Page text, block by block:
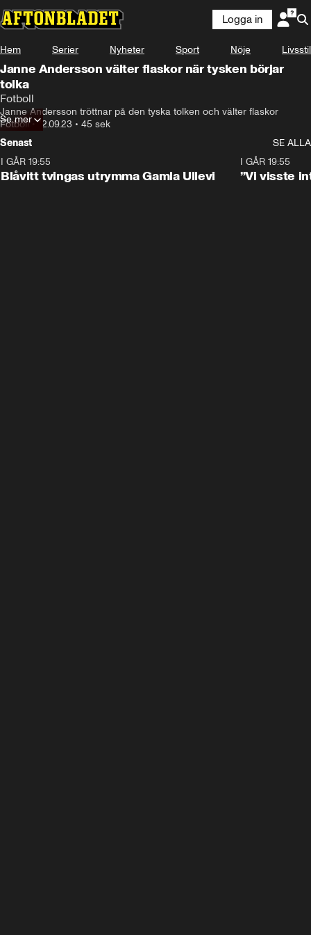
Logga in
Hem Serier Nyheter Sport Nöje Livsstil
Janne Andersson välter flaskor när tysken börjar
tolka
Fotboll
Janne Andersson tröttnar på den tyska tolken och välter flaskor
Fotboll•12.09.23 • 45 sek
Se mer
Senast
SE ALLA
I GÅR 19:55
Blåvitt tvingas utrymma Gamla Ullevi
I GÅR 19:55
”Vi visste